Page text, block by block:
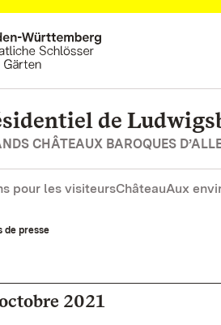
de
CHÂTEAUX BAROQUES
pour les visiteursChâteauAux
de presse
2021